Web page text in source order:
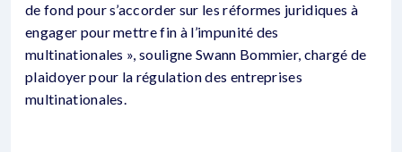
de fond pour s’accorder sur les réformes juridiques à
engager pour mettre fin à l’impunité des
multinationales », souligne Swann Bommier, chargé de
plaidoyer pour la régulation des entreprises
multinationales.